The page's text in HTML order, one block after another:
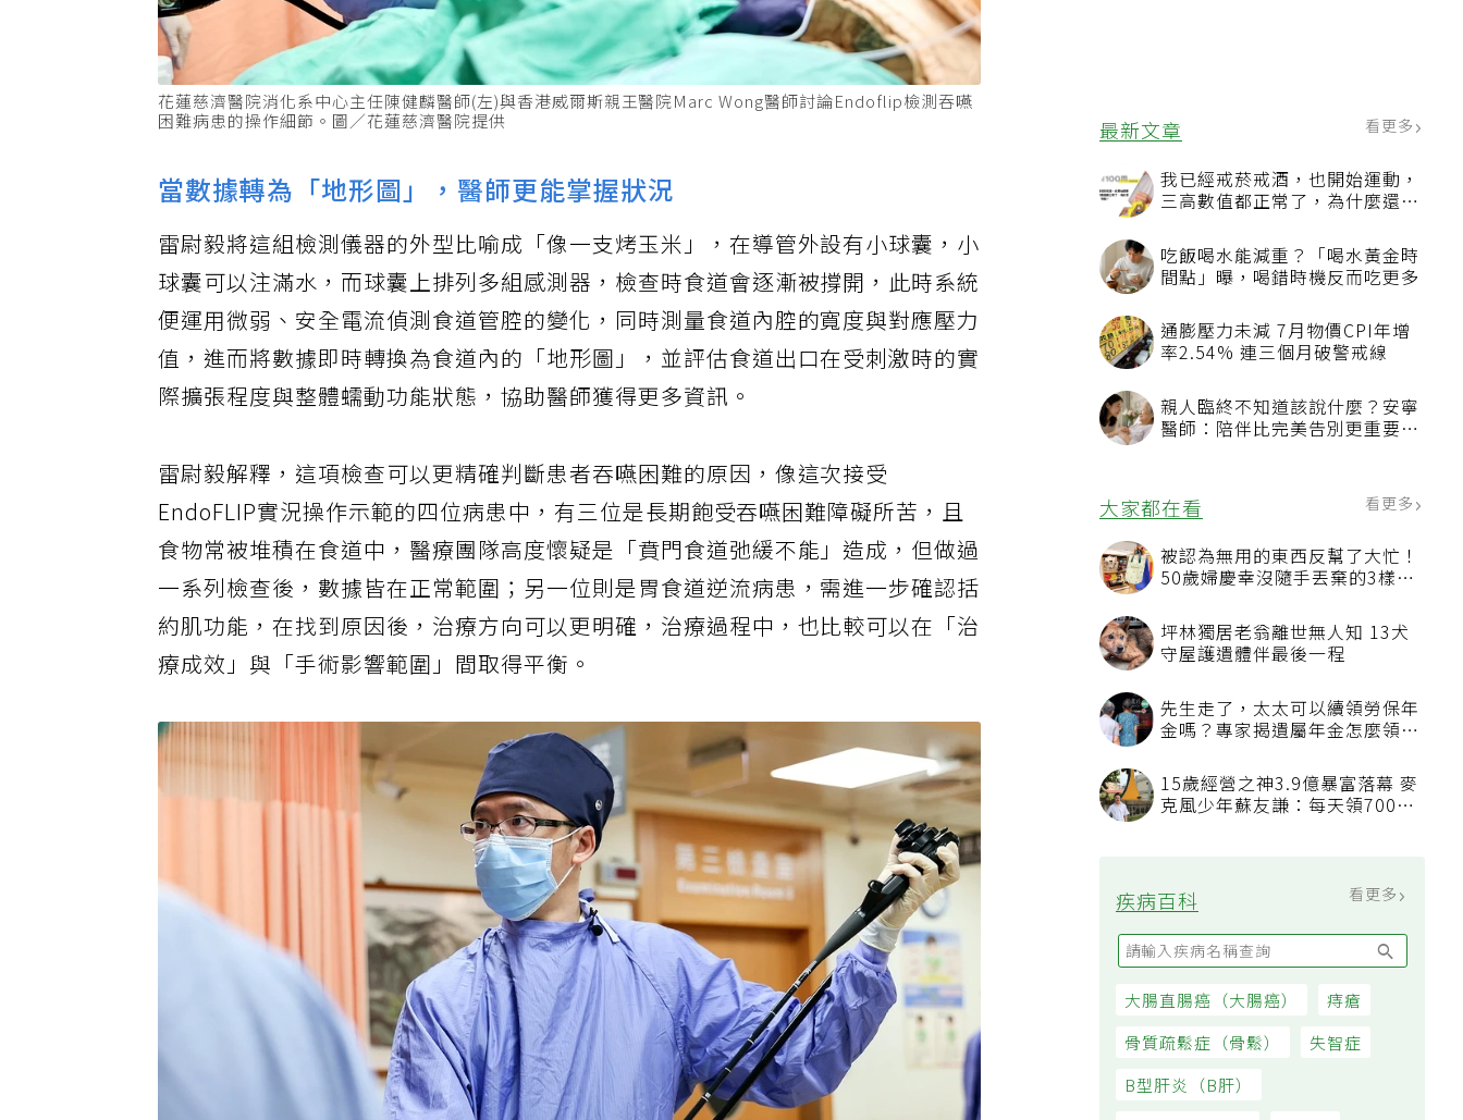
最新文章 看更多
我已經戒菸戒酒，也開始運動，
三高數值都正常了，為什麼還不
吃飯喝水能減重？「喝水黃金時
間點」曝，喝錯時機反而吃更多
通膨壓力未減 7月物價CPI年增
率2.54% 連三個月破警戒線
親人臨終不知道該說什麼？安寧
醫師：陪伴比完美告別更重要，
大家都在看
被認為無用的東西反幫了大忙！
50歲婦慶幸沒隨手丟棄的3樣物
坪林獨居老翁離世無人知 13犬
守屋護遺體伴最後一程
先生走了，太太可以續領勞保年
看順位還要看資格
15歲經營之神3.9億暴富落幕 麥
疾病百科
花蓮慈濟醫院消化系中心主任陳健麟醫師(左)與香港威爾斯親王醫院Marc Wong醫師討論Endoflip檢測吞嚥
困難病患的操作細節。圖／花蓮慈濟醫院提供
當數據轉為「地形圖」，醫師更能掌握狀況
雷尉毅將這組檢測儀器的外型比喻成「像一支烤玉米」，在導管外設有小球囊，小
球囊可以注滿水，而球囊上排列多組感測器，檢查時食道會逐漸被撐開，此時系統
便運用微弱、安全電流偵測食道管腔的變化，同時測量食道內腔的寬度與對應壓力
值，進而將數據即時轉換為食道內的「地形圖」，並評估食道出口在受刺激時的實
際擴張程度與整體蠕動功能狀態，協助醫師獲得更多資訊。
雷尉毅解釋，這項檢查可以更精確判斷患者吞嚥困難的原因，像這次接受
EndoFLIP實況操作示範的四位病患中，有三位是長期飽受吞嚥困難障礙所苦，且
食物常被堆積在食道中，醫療團隊高度懷疑是「賁門食道弛緩不能」造成，但做過
一系列檢查後，數據皆在正常範圍；另一位則是胃食道逆流病患，需進一步確認括
約肌功能，在找到原因後，治療方向可以更明確，治療過程中，也比較可以在「治
療成效」與「手術影響範圍」間取得平衡。